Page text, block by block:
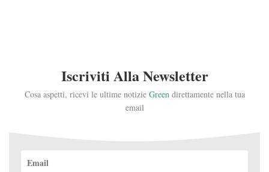
Iscriviti Alla Newsletter
Cosa aspetti, ricevi le ultime notizie Greendirettamente nella tua
email